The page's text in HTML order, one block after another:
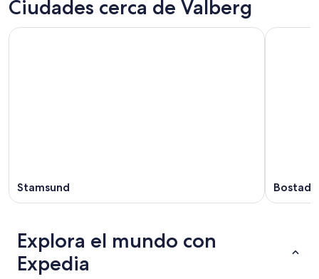
Ciudades cerca de Valberg
Stamsund Bostad
Explora el mundo con
Expedia